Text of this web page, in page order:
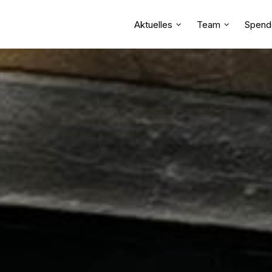
Aktuelles Team